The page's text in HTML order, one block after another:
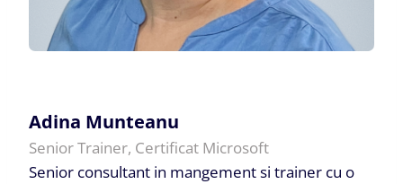
Adina Munteanu
Senior Trainer, Certificat Microsoft
Senior consultant in mangement si trainer cu o